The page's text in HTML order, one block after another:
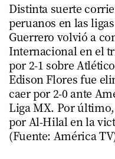
Distinta suerte
peruanos en las
Guerrero volvió a
Internacional en el
por 2-1 sobre
Edison Flores fue
caer por 2-0 ante
Liga MX. Por
por Al-Hilal en la
(Fuente: América